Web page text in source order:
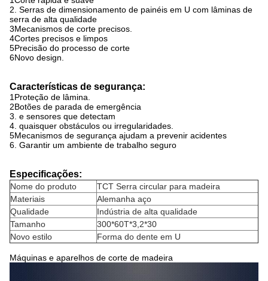
2. Serras de dimensionamento de painéis em U com lâminas de
serra de alta qualidade
3Mecanismos de corte precisos.
4Cortes precisos e limpos
5Precisão do processo de corte
6Novo design.
Características de segurança:
1Proteção de lâmina.
2Botões de parada de emergência
3. e sensores que detectam
4. quaisquer obstáculos ou irregularidades.
5Mecanismos de segurança ajudam a prevenir acidentes
6. Garantir um ambiente de trabalho seguro
Especificações:
Nome do produto
TCT Serra circular para madeira
Materiais
Alemanha aço
Qualidade
Indústria de alta qualidade
Tamanho
300*60T*3,2*30
Novo estilo
Forma do dente em U
Máquinas e aparelhos de corte de madeira